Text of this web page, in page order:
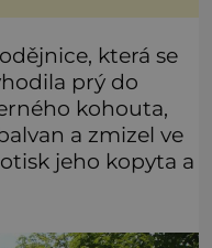
která se
prý do
kohouta,
a zmizel ve
jeho kopyta a